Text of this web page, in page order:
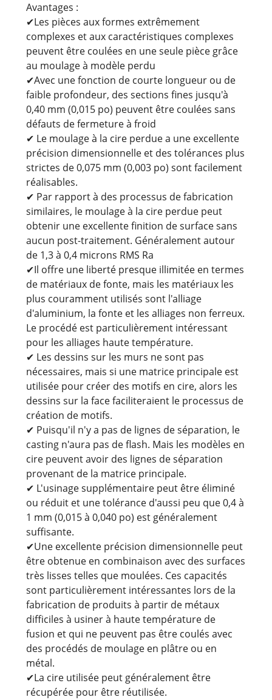
Avantages :
✔Les pièces aux formes extrêmement
complexes et aux caractéristiques complexes
peuvent être coulées en une seule pièce grâce
au moulage à modèle perdu
✔Avec une fonction de courte longueur ou de
faible profondeur, des sections fines jusqu'à
0,40 mm (0,015 po) peuvent être coulées sans
défauts de fermeture à froid
✔ Le moulage à la cire perdue a une excellente
précision dimensionnelle et des tolérances plus
strictes de 0,075 mm (0,003 po) sont facilement
réalisables.
✔ Par rapport à des processus de fabrication
similaires, le moulage à la cire perdue peut
obtenir une excellente finition de surface sans
aucun post-traitement. Généralement autour
de 1,3 à 0,4 microns RMS Ra
✔Il offre une liberté presque illimitée en termes
de matériaux de fonte, mais les matériaux les
plus couramment utilisés sont l'alliage
d'aluminium, la fonte et les alliages non ferreux.
Le procédé est particulièrement intéressant
pour les alliages haute température.
✔ Les dessins sur les murs ne sont pas
nécessaires, mais si une matrice principale est
utilisée pour créer des motifs en cire, alors les
dessins sur la face faciliteraient le processus de
création de motifs.
✔ Puisqu'il n'y a pas de lignes de séparation, le
casting n'aura pas de flash. Mais les modèles en
cire peuvent avoir des lignes de séparation
provenant de la matrice principale.
✔ L'usinage supplémentaire peut être éliminé
ou réduit et une tolérance d'aussi peu que 0,4 à
1 mm (0,015 à 0,040 po) est généralement
suffisante.
✔Une excellente précision dimensionnelle peut
être obtenue en combinaison avec des surfaces
très lisses telles que moulées. Ces capacités
sont particulièrement intéressantes lors de la
fabrication de produits à partir de métaux
difficiles à usiner à haute température de
fusion et qui ne peuvent pas être coulés avec
des procédés de moulage en plâtre ou en
métal.
✔La cire utilisée peut généralement être
récupérée pour être réutilisée.